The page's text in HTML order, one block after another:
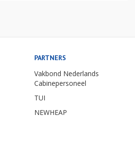
PARTNERS
Vakbond Nederlands
Cabinepersoneel
TUI
NEWHEAP